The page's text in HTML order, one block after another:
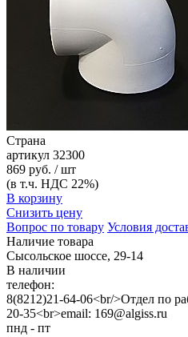
Страна
артикул 32300
869 руб. / шт
(в т.ч. НДС 22%)
В корзину
Снизить цену
Вопрос по товару Условия
Наличие товара
Сысольское шоссе, 29-14
В наличии
телефон:
8(8212)21-64-06<br/>Отдел по
20-35<br>email: 169@algiss.ru
пнд - пт